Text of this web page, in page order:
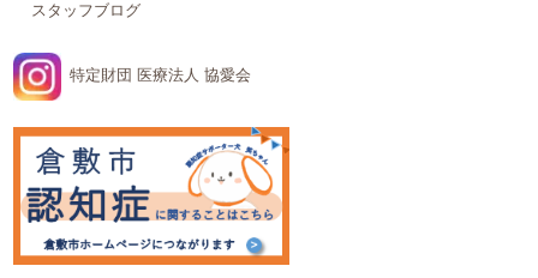
スタッフブログ
特定財団 医療法人 協愛会